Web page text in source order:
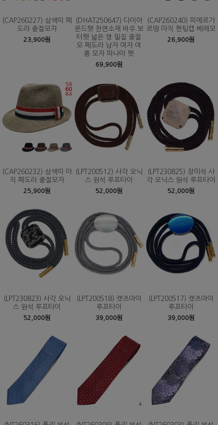
(CAP260227) 삼색띠 페
도라 중절모자
23,900원
(DHAT250647) 다이아
몬드햇 천연소재 바우 보
터햇 넓은 챙 밀짚 중절
모 페도라 남자 여자 여
름 모자 파나마 햇
69,900원
(CAP260240) 피에르가
르뎅 마직 헌팅캡 베레모
26,900원
(CAP260232) 삼색띠 마
직 페도라 중절모자
25,900원
(LPT200512) 사각 오닉
스 원석 루프타이
52,000원
(LPT230825) 장미석 사
각 오닉스 원석 루프타이
52,000원
(LPT230823) 사각 오닉
스 원석 루프타이
52,000원
(LPT200518) 캣츠아이
루프타이
39,000원
(LPT200517) 캣츠아이
루프타이
39,000원